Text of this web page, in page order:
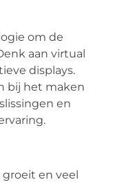
om de
aan virtual
displays.
bij het maken
en
groeit en veel